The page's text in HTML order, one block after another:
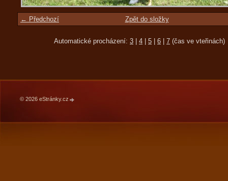
← Předchozí Zpět do složky
Automatické procházení: 3 4 5 6 7 (čas ve vteřinách)
© 2026 eStránky.cz